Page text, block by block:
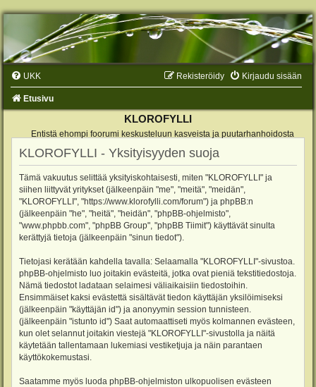
UKK Kirjaudu sisään
Rekisteröidy
Etusivu
KLOROFYLLI
Entistä ehompi foorumi keskusteluun kasveista ja puutarhanhoidosta
KLOROFYLLI - Yksityisyyden suoja
Tämä vakuutus selittää yksityiskohtaisesti, miten "KLOROFYLLI" ja
siihen liittyvät yritykset (jälkeenpäin "me", "meitä", "meidän",
"KLOROFYLLI", "https://www.klorofylli.com/forum") ja phpBB:n
(jälkeenpäin "he", "heitä", "heidän", "phpBB-ohjelmisto",
"www.phpbb.com", "phpBB Group", "phpBB Tiimit") käyttävät sinulta
kerättyjä tietoja (jälkeenpäin "sinun tiedot").
Tietojasi kerätään kahdella tavalla: Selaamalla "KLOROFYLLI"-sivustoa.
phpBB-ohjelmisto luo joitakin evästeitä, jotka ovat pieniä tekstitiedostoja.
Nämä tiedostot ladataan selaimesi väliaikaisiin tiedostoihin.
Ensimmäiset kaksi evästettä sisältävät tiedon käyttäjän yksilöimiseksi
(jälkeenpäin "käyttäjän id") ja anonyymin session tunnisteen.
(jälkeenpäin "istunto id") Saat automaattiseti myös kolmannen evästeen,
kun olet selannut joitakin viestejä "KLOROFYLLI"-sivustolla ja näitä
käytetään tallentamaan lukemiasi vestiketjuja ja näin parantaen
käyttökokemustasi.
Saatamme myös luoda phpBB-ohjelmiston ulkopuolisen evästeen